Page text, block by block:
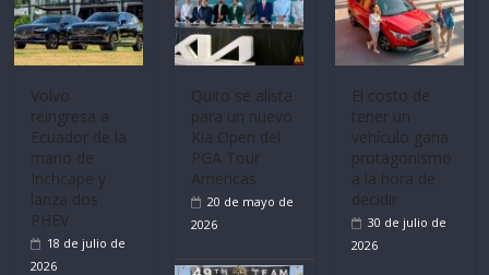
Volvo
reingresa a
Ecuador de la
mano de
Inchcape y
lanza dos
PHEV
18 de julio de
2026
Quito se alista
para un nuevo
Kia Open del
PGA Tour
Americas
20 de mayo de
2026
El costo de
tener un
vehículo gana
protagonismo
a la hora de
decidir
30 de julio de
2026